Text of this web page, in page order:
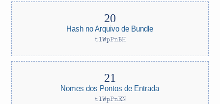
Hash no Arquivo de Bundle
tlWpPnBH
Nomes dos Pontos de Entrada
tlWpPnEN